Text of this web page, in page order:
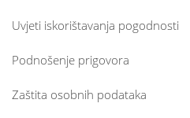
Uvjeti iskorištavanja pogodnosti
Podnošenje prigovora
Zaštita osobnih podataka